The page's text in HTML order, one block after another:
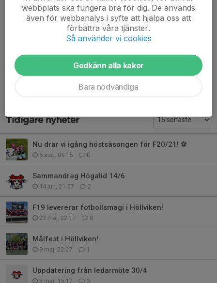
lågsiden, här:https://www.svenskalag.se/kavlingeharrieff-
fotbollsskolanf-18-19/kontakt
Dela nyhet
Tidigare nyheter
Nu drar vi igång höstsäsongen för F20/21! ⚽
6 aug, 09:15 0
Sammandrag Högalid 14/6
14 jun, 21:57 2
F19 levererar fotbollsmagi i Höllviken!
23 maj, 22:17 0
Målfest i Höllviken!
9 maj, 22:27 1
Uppdatering från ledarmöte 30/4
3 maj, 15:17 0
webbplats ska fungera bra för dig. De används
även för webbanalys i syfte att hjälpa oss att
förbättra våra tjänster.
Så använder vi cookies
Godkänn alla kakor
Bara nödvändiga